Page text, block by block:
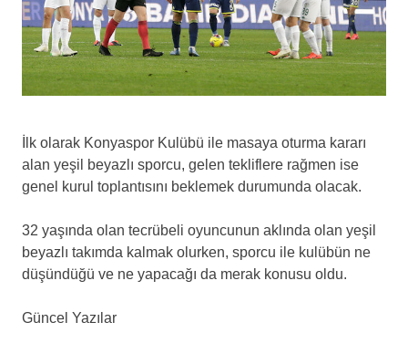
İlk olarak Konyaspor Kulübü ile masaya oturma kararı
alan yeşil beyazlı sporcu, gelen tekliflere rağmen ise
genel kurul toplantısını beklemek durumunda olacak.
32 yaşında olan tecrübeli oyuncunun aklında olan yeşil
beyazlı takımda kalmak olurken, sporcu ile kulübün ne
düşündüğü ve ne yapacağı da merak konusu oldu.
Güncel Yazılar